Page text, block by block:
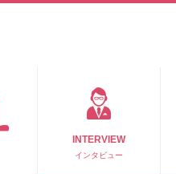
INTERVIEW
インタビュー